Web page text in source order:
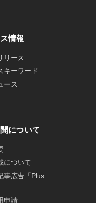
情報
リース
キーワード
ース
について
について
事広告「Plus
申請